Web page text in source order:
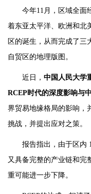
今年11月，区域全面
着东亚太平洋、欧洲和北
区的诞生，从而完成了三
自贸区的地理版图。
近日， 中国人民大学
RCEP时代的深度影响与
界贸易地缘格局的影响，
挑战，并提出应对之策。
报告指出，由于区内
又具备完整的产业链和完
重可能进一步下降。